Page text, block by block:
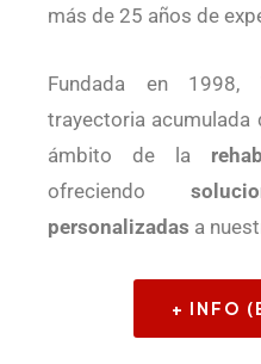
más de 25 años de
Fundada en 1998,
trayectoria acumulada
ámbito de la
ofreciendo
personalizadas a
+ INFO